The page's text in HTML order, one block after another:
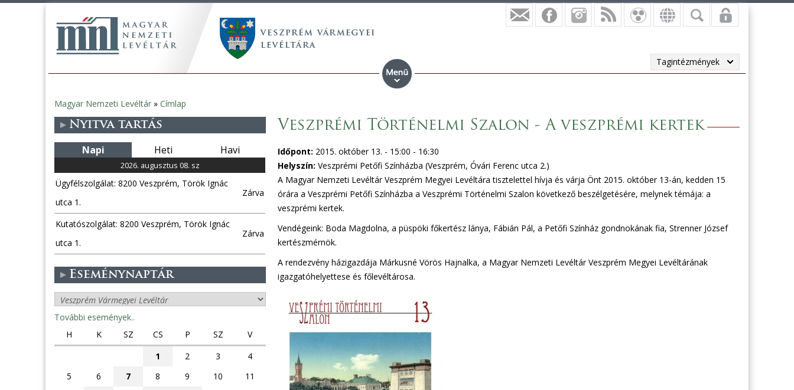
Tagintézmények
Jelenlegi
hely
Magyar Nemzeti Levéltár » Címlap
Veszprémi Történelmi Szalon - A veszprémi kertek
Időpont: 2015. október 13. - 15:00 - 16:30
Helyszín: Veszprémi Petőfi Színházba (Veszprém, Óvári Ferenc utca 2.)
A Magyar Nemzeti Levéltár Veszprém Megyei Levéltára tisztelettel hívja és várja Önt 2015. október 13-án, kedden 15
órára a Veszprémi Petőfi Színházba a Veszprémi Történelmi Szalon következő beszélgetésére, melynek témája: a
veszprémi kertek.
Vendégeink: Boda Magdolna, a püspöki főkertész lánya, Fábián Pál, a Petőfi Színház gondnokának fia, Strenner József
kertészmérnök.
A rendezvény házigazdája Márkusné Vörös Hajnalka, a Magyar Nemzeti Levéltár Veszprém Megyei Levéltárának
igazgatóhelyettese és főlevéltárosa.
Nyitva tartás
Napi Heti Havi
2026. augusztus 08. sz
Ügyfélszolgálat: 8200 Veszprém, Török Ignác
utca 1.
Zárva
Kutatószolgálat: 8200 Veszprém, Török Ignác
utca 1.
Zárva
Eseménynaptár
További események..
H
K SZ CS P SZ
V
1
2 3
4
5
6 7 8 9 10
11